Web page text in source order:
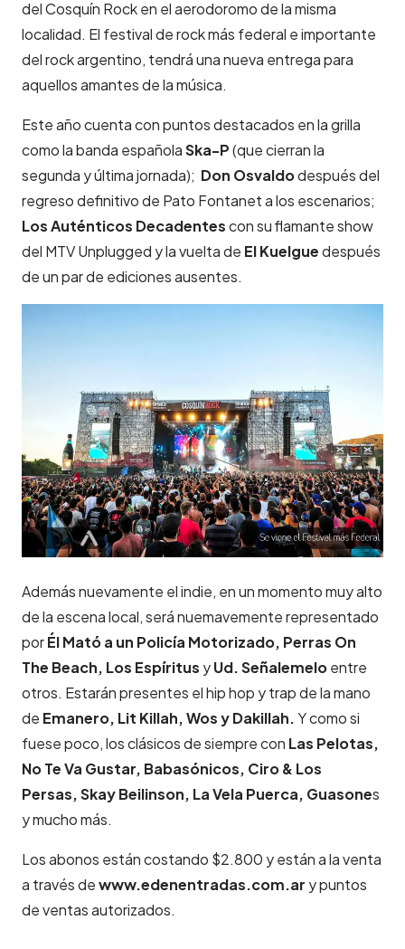
del Cosquín Rock en el aerodoromo de la misma
localidad. El festival de rock más federal e importante
del rock argentino, tendrá una nueva entrega para
aquellos amantes de la música.
Este año cuenta con puntos destacados en la grilla
como la banda españolaSka-P(que cierran la
segunda y última jornada); Don Osvaldodespués del
regreso definitivo de Pato Fontanet a los escenarios;
Los Auténticos Decadentescon su flamante show
del MTV Unplugged y la vuelta de El Kuelguedespués
de un par de ediciones ausentes.
Además nuevamente el indie, en un momento muy alto
de la escena local, será nuemavemente representado
porÉl Mató a un Policía Motorizado, Perras On
The Beach, Los Espíritus yUd. Señalemeloentre
otros. Estarán presentes el hip hop y trap de la mano
de Emanero, Lit Killah, Wos y Dakillah.Y como si
fuese poco, los clásicos de siempre con Las Pelotas,
No Te Va Gustar, Babasónicos, Ciro & Los
Persas, Skay Beilinson, La Vela Puerca, Guasones
y mucho más.
Los abonos están costando $2.800 y están a la venta
a través dewww.edenentradas.com.ar y puntos
de ventas autorizados.